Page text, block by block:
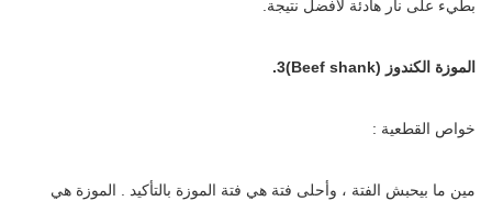
بطيء على نار هادئة لأفضل نتيجة.
الموزة الكندوز (Beef shank)
3.
خواص القطعية :
مين ما بيحبش الفتة ، وأحلى فتة هي فتة الموزة بالتأكيد . الموزة هي